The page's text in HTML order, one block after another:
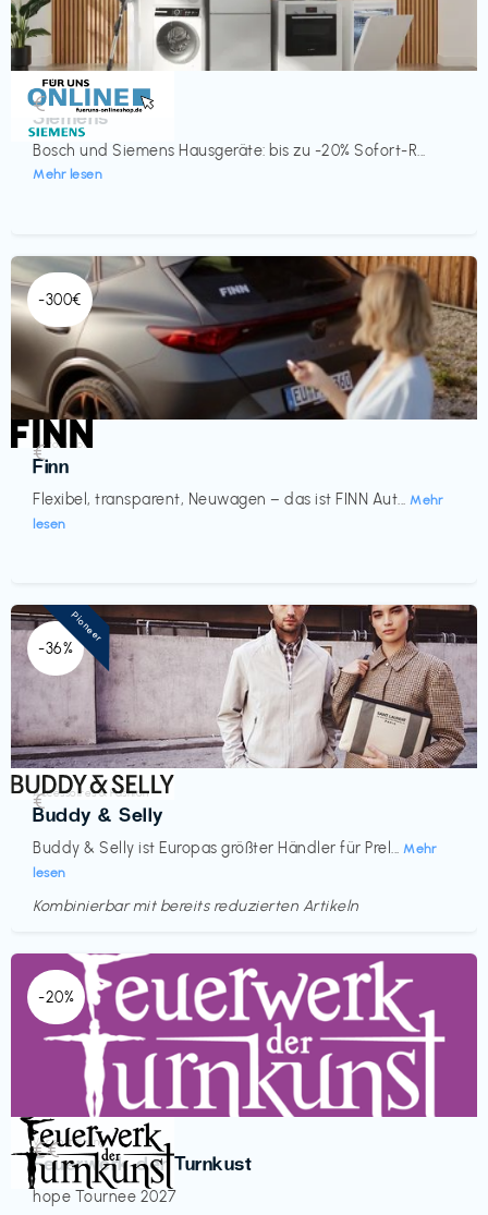
Küche & Haushalt
Siemens
Bosch und Siemens Hausgeräte: bis zu -20% Sofort-R...
Mehr lesen
€‎
-300€
Automobil
Finn
Flexibel, transparent, Neuwagen – das ist FINN Aut... Mehr
lesen
€‎
-36%
Accessoires & Fashion
Buddy & Selly
Buddy & Selly ist Europas größter Händler für Prel... Mehr
lesen
€‎
Kombinierbar mit bereits reduzierten Artikeln
Pioneer
-20%
Veranstaltung
Feuerwerk der Turnkust
hope Tournee 2027
€€‎